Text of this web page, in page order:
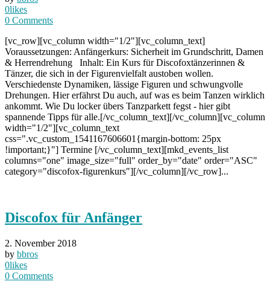
0likes
0 Comments
[vc_row][vc_column width="1/2"][vc_column_text]
Voraussetzungen: Anfängerkurs: Sicherheit im Grundschritt, Damen
& Herrendrehung Inhalt: Ein Kurs für Discofoxtänzerinnen &
Tänzer, die sich in der Figurenvielfalt austoben wollen.
Verschiedenste Dynamiken, lässige Figuren und schwungvolle
Drehungen. Hier erfährst Du auch, auf was es beim Tanzen wirklich
ankommt. Wie Du locker übers Tanzparkett fegst - hier gibt
spannende Tipps für alle.[/vc_column_text][/vc_column][vc_column
width="1/2"][vc_column_text
css=".vc_custom_1541167606601{margin-bottom: 25px
!important;}"] Termine [/vc_column_text][mkd_events_list
columns="one" image_size="full" order_by="date" order="ASC"
category="discofox-figurenkurs"][/vc_column][/vc_row]...
Discofox für Anfänger
2. November 2018
by bbros
0likes
0 Comments